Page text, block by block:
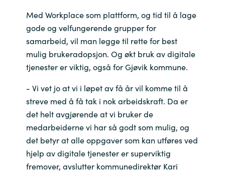
Med Workplace som plattform, og tid til å lage
gode og velfungerende grupper for
samarbeid, vil man legge til rette for best
mulig brukeradopsjon. Og økt bruk av digitale
tjenester er viktig, også for Gjøvik kommune.
- Vi vet jo at vi i løpet av få år vil komme til å
streve med å få tak i nok arbeidskraft. Da er
det helt avgjørende at vi bruker de
medarbeiderne vi har så godt som mulig, og
det betyr at alle oppgaver som kan utføres ved
hjelp av digitale tjenester er superviktig
fremover, avslutter kommunedirektør Kari